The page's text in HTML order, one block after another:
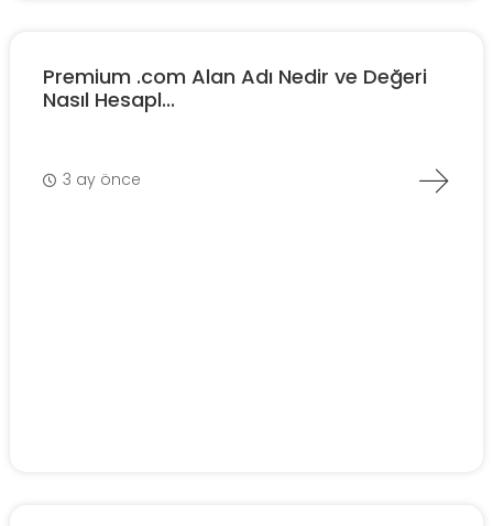
Premium .com Alan Adı Nedir ve Değeri
Nasıl Hesapl...
3 ay önce